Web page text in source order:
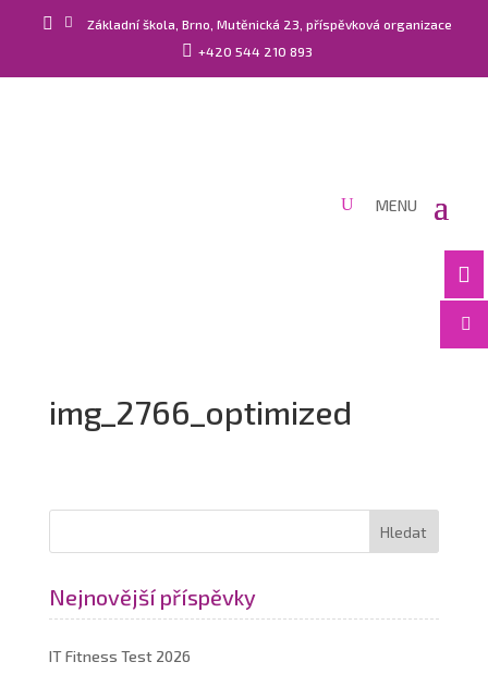
  Základní škola, Brno, Mutěnická 23, příspěvková organizace
 +420 544 210 893


img_2766_optimized
Nejnovější příspěvky
IT Fitness Test 2026